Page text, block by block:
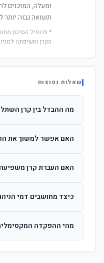
ומעלה, המוכנים
תשואה גבוה יותר
* פרופיל הסיכון
הקרן וחשיפתה
שאלות נפוצות
מה ההבדל בין קרן
ההשקעות. קרן מסלולית
האם אפשר למשוך את הכסף
הרווחים. לאחר
האם העברת קרן משפיעה
החברות. הוותק ממשיך
כיצד מחושבים דמי
ומתן על שיעורם בעת
מהי ההפקדה